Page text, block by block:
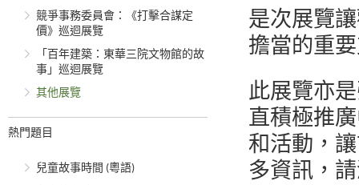
競爭事務委員會：《打擊合謀定
價》巡迴展覽
「百年建築：東華三院文物館的故
事」巡迴展覽
其他展覽
熱門題目
兒童故事時間 (粵語)
是次展覽
擔當的重
此展覽亦
直積極推
和活動，
多資訊，